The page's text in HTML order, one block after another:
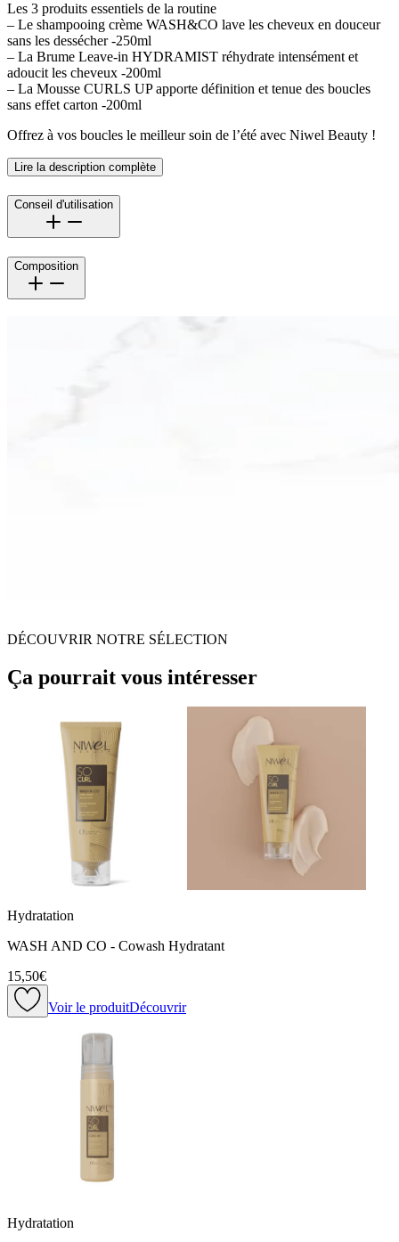
Les 3 produits essentiels de la routine
– Le shampooing crème WASH&CO lave les cheveux en douceur
sans les dessécher -250ml
– La Brume Leave-in HYDRAMIST réhydrate intensément et
adoucit les cheveux -200ml
– La Mousse CURLS UP apporte définition et tenue des boucles
sans effet carton -200ml
Offrez à vos boucles le meilleur soin de l’été avec Niwel Beauty !
Lire la description complète
Conseil d'utilisation
Composition
DÉCOUVRIR NOTRE SÉLECTION
Ça pourrait vous intéresser
Hydratation
WASH AND CO - Cowash Hydratant
15,50€
Voir le produitDécouvrir
Hydratation